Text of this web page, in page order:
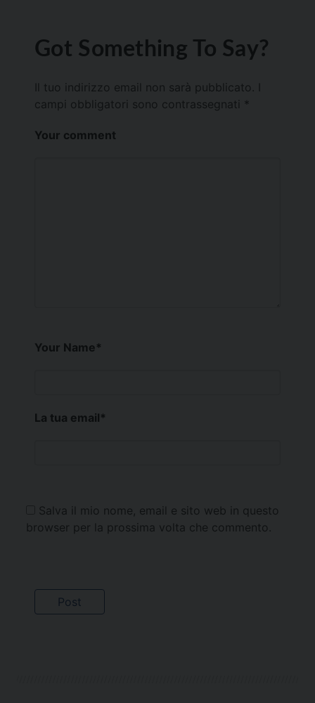
Got Something To Say?
Il tuo indirizzo email non sarà pubblicato.
campi obbligatori sono contrassegnati *
Your comment
Your Name*
La tua email*
Salva il mio nome, email e sito web in questo
browser per la prossima volta che commento.